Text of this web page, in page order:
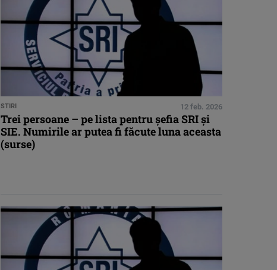
STIRI 12 feb. 2026
Trei persoane – pe lista pentru şefia SRI şi
SIE. Numirile ar putea fi făcute luna aceasta
(surse)